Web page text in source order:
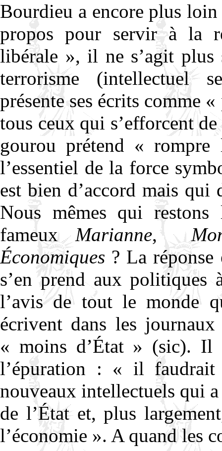
Bourdieu a encore plus
propos pour servir à la
libérale », il ne s’agit plus
terrorisme (intellectuel
présente ses écrits comme
tous ceux qui s’efforcent
gourou prétend « rompre
l’essentiel de la force
est bien d’accord mais
Nous mêmes qui
fameux Marianne,
Économiques ? La
s’en prend aux politiques
l’avis de tout le monde
écrivent dans les journaux
« moins d’État » (sic). Il
l’épuration : « il
nouveaux intellectuels qui
de l’État et, plus
l’économie ». A quand les